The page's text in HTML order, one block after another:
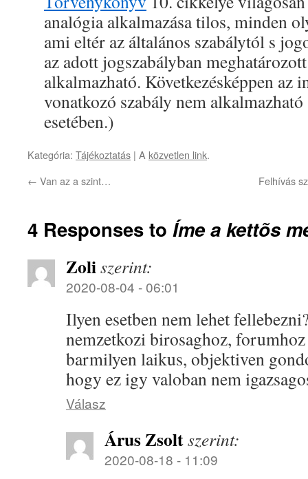
analógia alkalmazása tilos, minden
ami eltér az általános szabálytól s
az adott jogszabályban
alkalmazható. Következésképpen az
vonatkozó szabály nem
esetében.)
Kategória: Tájékoztatás | A közvetlen link.
← Van az a szint… Felhívás
4 Responses to Íme a kettõs
Zoliszerint:
2020-08-04 - 06:01
Ilyen esetben nem lehet
nemzetkozi birosaghoz,
barmilyen laikus, objektiven
hogy ez igy valoban nem
Válasz
Árus Zsoltszerint:
2020-08-18 - 11:09